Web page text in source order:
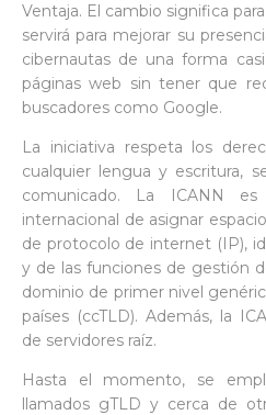
Ventaja. El cambio significa
servirá para mejorar su
cibernautas de una forma
páginas web sin tener que
buscadores como Google.
La iniciativa respeta los
cualquier lengua y escritura,
comunicado. La ICANN
internacional de asignar
de protocolo de internet (IP),
y de las funciones de gestión
dominio de primer nivel
países (ccTLD). Además, la
de servidores raíz.
Hasta el momento, se
llamados gTLD y cerca de